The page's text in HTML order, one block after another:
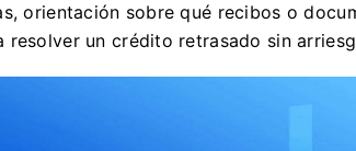
orientación sobre qué recibos o
resolver un crédito retrasado sin